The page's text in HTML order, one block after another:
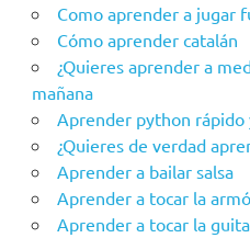
Como aprender a jugar
Cómo aprender catalán
¿Quieres aprender a
mañana
Aprender python rápido
¿Quieres de verdad
Aprender a bailar salsa
Aprender a tocar la
Aprender a tocar la